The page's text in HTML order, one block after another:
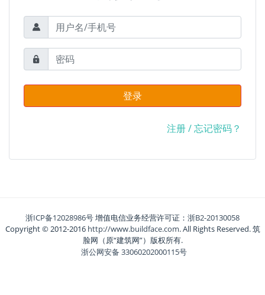
登录
注册/忘记密码？
浙ICP备12028986号增值电信业务经营许可证： 浙B2-20130058
Copyright © 2012-2016 http://www.buildface.com. All Rights Reserved. 筑
脸网（原“建筑网”）版权所有.
浙公网安备 33060202000115号